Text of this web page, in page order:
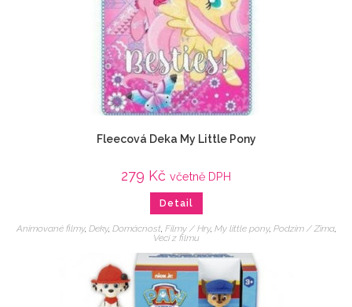
Fleecová Deka My Little Pony
279 Kč včetně DPH
Detail
Animované filmy, Deky, Domácnost, Filmy / Hry, My little pony, Podzim / Zima,
Veci z filmu